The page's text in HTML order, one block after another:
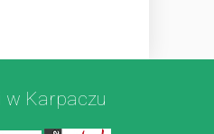
w Karpaczu